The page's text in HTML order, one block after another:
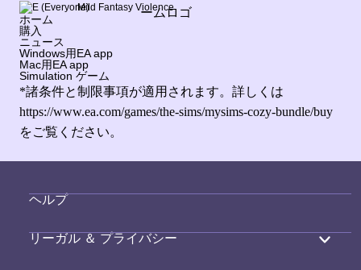
Mild Fantasy Violence
ホーム
購入
ニュース
Windows用EA app
Mac用EA app
Simulation ゲーム
*諸条件と制限事項が適用されます。詳しくは
https://www.ea.com/games/the-sims/mysims-cozy-bundle/buy
をご覧ください。
ヘルプ
リーガル ＆ プライバシー